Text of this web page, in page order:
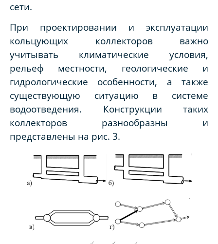
сети.
При проектировании и эксплуатации
кольцующих коллекторов важно
учитывать климатические условия,
рельеф местности, геологические и
гидрологические особенности, а также
существующую ситуацию в системе
водоотведения. Конструкции таких
коллекторов разнообразны и
представлены на рис. 3.